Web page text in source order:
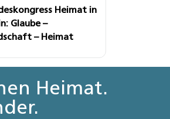
Heimat in
Glaube –
– Heimat
Heimat.